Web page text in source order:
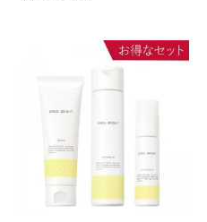
リーズです。受けてしまった紫外線
ダメージをきっかけに、肌深く(*6)
けでなく、透明感のなさなどの
「面」での透明感を阻害する原因を
引き起こしていることがわかりまし
た。そこでオルビス ブライト シリ
ーズは「メラニンにじみ」に着目し
て「高圧処理ビタミンC(*7)」を採